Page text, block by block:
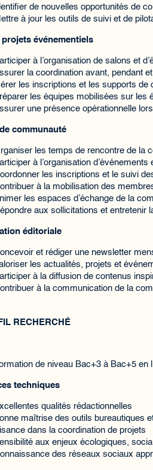
de nouvelles opportunités de
à jour les outils de suivi et de
événementiels
à l’organisation de salons et
la coordination avant, pendant
les inscriptions et les supports de
les équipes mobilisées sur les
une présence opérationnelle
communauté
les temps de rencontre de la
à l’organisation
les inscriptions et le suivi
à la mobilisation des
les espaces d’échange de la
aux sollicitations et entretenir
éditoriale
et rédiger une newsletter
les actualités, projets et
à la diffusion de contenus
à la communication de la
RECHERCHÉ
de niveau Bac+3 à Bac+5
techniques
qualités rédactionnelles
maîtrise des outils bureautiques
dans la coordination de projets
aux enjeux écologiques,
des réseaux sociaux